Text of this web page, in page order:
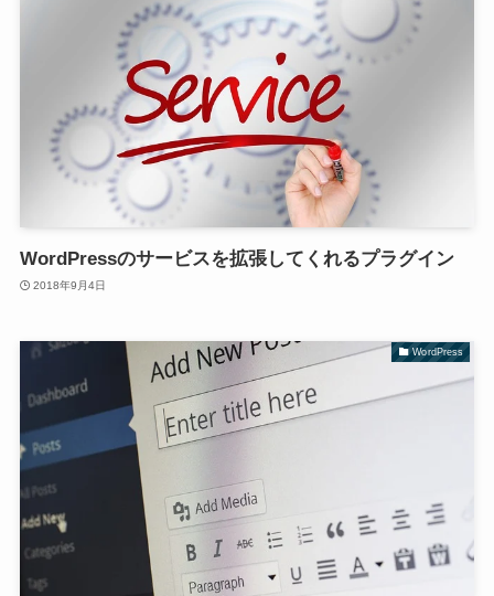
WordPressのサービスを拡張してくれるプラグイン
2018年9月4日
WordPress